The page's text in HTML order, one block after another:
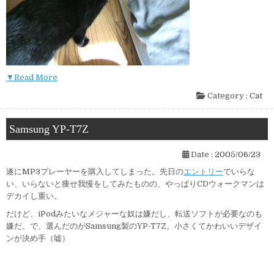
▼Read More
Category : Cat
Samsung YP-T7Z
Date : 2005/06/23
遂にMP3プレーヤーを購入してしまった。先日のエントリーでいらな
い、いらないと痩せ我慢をしてみたものの、やっぱりCDウォークマンは
デカイし重い。
だけど、iPodみたいなメジャーな奴は嫌だし、転送ソフトが必要なのも
嫌だ。で、選んだのがSamsung製のYP-T7Z。小さくてかわいいデザイ
ンが決め手（嘘）